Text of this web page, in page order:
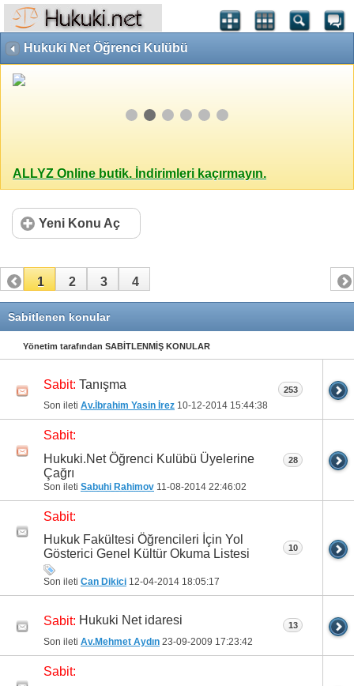
Hukuki Net Öğrenci Kulübü
ALLYZ Online butik. İndirimleri kaçırmayın.
Yeni Konu Aç
1 2 3 4
Sabitlenen konular
Yönetim tarafından SABİTLENMİŞ KONULAR
Sabit: Tanışma
Son ileti Av.İbrahim Yasin İrez 10-12-2014 15:44:38
253
Sabit:
Hukuki.Net Öğrenci Kulübü Üyelerine
Çağrı
Son ileti Sabuhi Rahimov 11-08-2014 22:46:02
28
Sabit:
Hukuk Fakültesi Öğrencileri İçin Yol
Gösterici Genel Kültür Okuma Listesi
Son ileti Can Dikici 12-04-2014 18:05:17
10
Sabit: Hukuki Net idaresi
Son ileti Av.Mehmet Aydın 23-09-2009 17:23:42
13
Sabit: